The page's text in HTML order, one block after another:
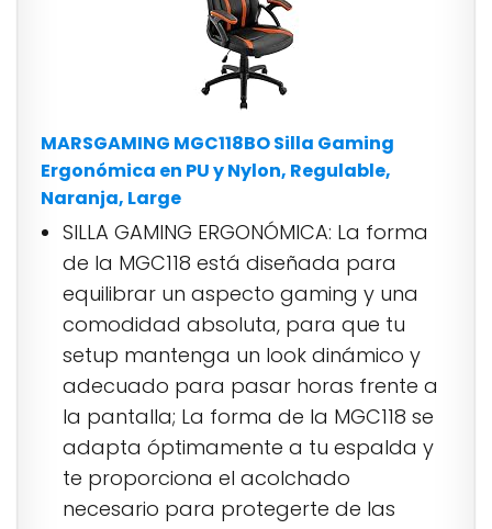
MARSGAMING MGC118BO Silla Gaming
Ergonómica en PU y Nylon, Regulable,
Naranja, Large
SILLA GAMING ERGONÓMICA: La forma
de la MGC118 está diseñada para
equilibrar un aspecto gaming y una
comodidad absoluta, para que tu
setup mantenga un look dinámico y
adecuado para pasar horas frente a
la pantalla; La forma de la MGC118 se
adapta óptimamente a tu espalda y
te proporciona el acolchado
necesario para protegerte de las